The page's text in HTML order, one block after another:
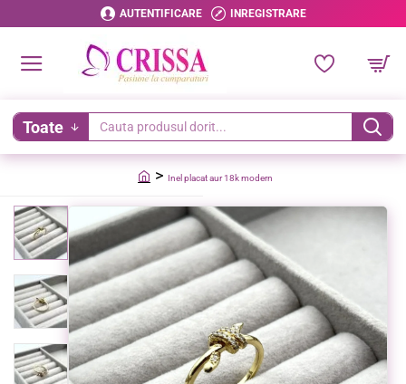
AUTENTIFICARE INREGISTRARE
Toate
Cauta
produsul
Inel placat aur 18k modern